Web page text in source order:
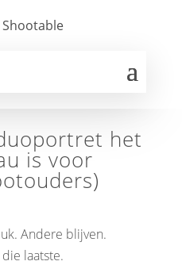
het
is voor
Andere blijven.
laatste.